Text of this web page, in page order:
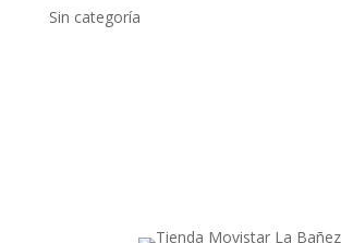
Sin categoría